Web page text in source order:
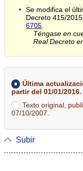
Se modifica el
Decreto 415/
6705
Téngase en
Real Decreto
Última
partir del 01/01/2016.
Texto original,
07/10/2007.
Subir